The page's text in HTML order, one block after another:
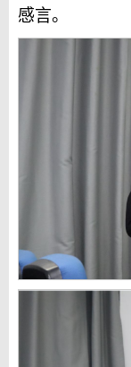
感言。